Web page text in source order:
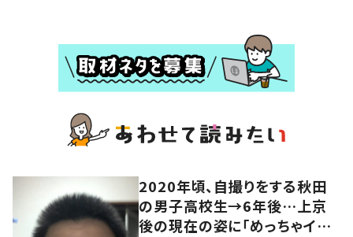
2020年頃、自撮りをする秋田
の男子高校生→6年後…上京
後の現在の姿に「めっちゃイケ